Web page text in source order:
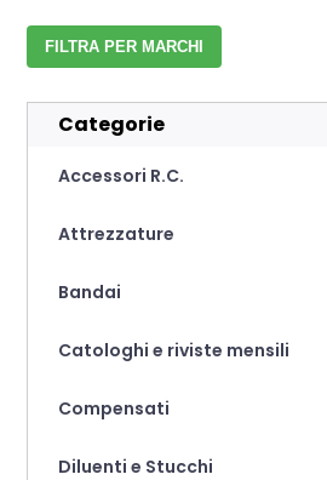
FILTRA PER MARCHI
Categorie
Accessori R.C.
Attrezzature
Bandai
Catologhi e riviste mensili
Compensati
Diluenti e Stucchi